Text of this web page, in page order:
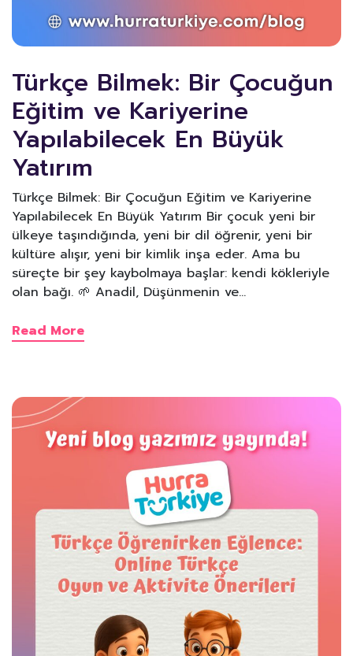
Türkçe Bilmek: Bir Çocuğun
Eğitim ve Kariyerine
Yapılabilecek En Büyük
Yatırım
Türkçe Bilmek: Bir Çocuğun Eğitim ve Kariyerine
Yapılabilecek En Büyük Yatırım Bir çocuk yeni bir
ülkeye taşındığında, yeni bir dil öğrenir, yeni bir
kültüre alışır, yeni bir kimlik inşa eder. Ama bu
süreçte bir şey kaybolmaya başlar: kendi kökleriyle
olan bağı. 🌱 Anadil, Düşünmenin ve…
Read More